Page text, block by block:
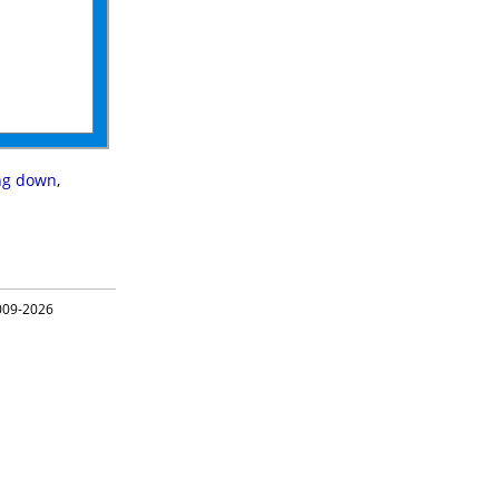
down,
2026